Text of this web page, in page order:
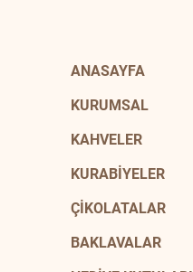
ANASAYFA
KURUMSAL
KAHVELER
KURABİYELER
ÇİKOLATALAR
BAKLAVALAR